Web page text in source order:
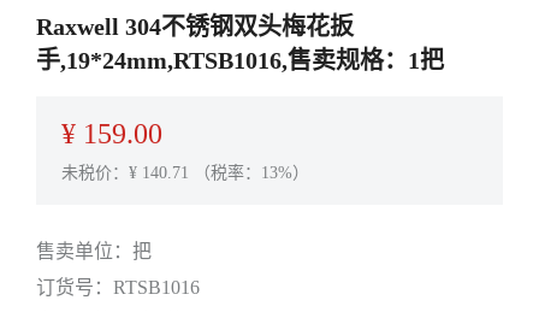
Raxwell 304不锈钢双头梅花扳
手,19*24mm,RTSB1016,售卖规格：1把
¥ 159.00
未税价：¥ 140.71 （税率：13%）
售卖单位： 把
订货号： RTSB1016